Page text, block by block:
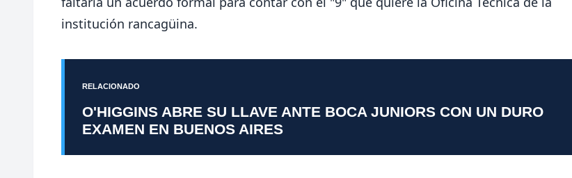
institución rancagüina.
RELACIONADO
O'HIGGINS ABRE SU LLAVE ANTE BOCA JUNIORS CON UN DURO
EXAMEN EN BUENOS AIRES